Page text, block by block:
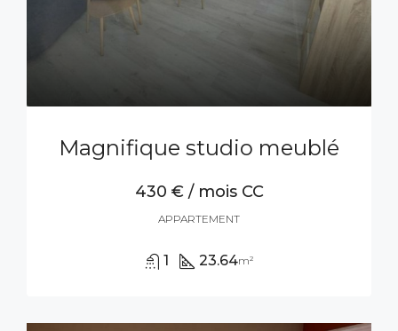
Magnifique studio meublé
430 € / mois CC
APPARTEMENT
1 23.64m²